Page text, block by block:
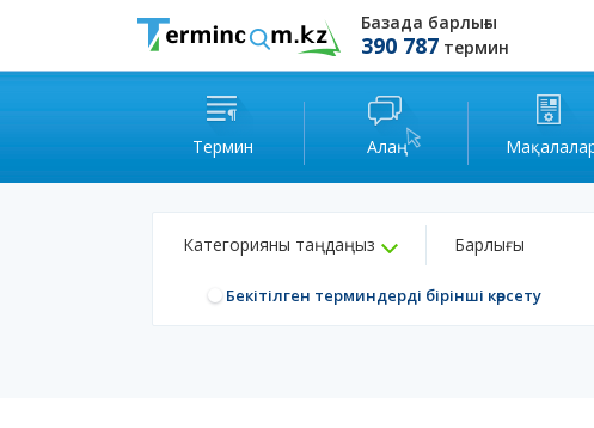
Базада барлығы
390 787 термин
Термин Алаң
Категорияны таңдаңыз Барлығы
Бекітілген терминдерді бірінші көрсету